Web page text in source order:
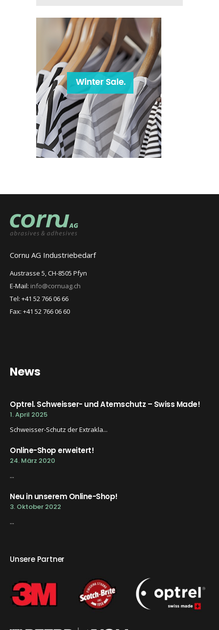
Cornu AG Industriebedarf
Austrasse 5, CH-8505 Pfyn
E-Mail: info@cornuag.ch
Tel: +41 52 766 06 66
Fax: +41 52 766 06 60
News
Optrel. Schweisser- und Atemschutz – Swiss Made!
1. April 2025
Schweisser-Schutz der Extrakla...
Online-Shop erweitert!
24. März 2020
...
Neu in unserem Online-Shop!
3. Oktober 2022
...
Unsere Partner